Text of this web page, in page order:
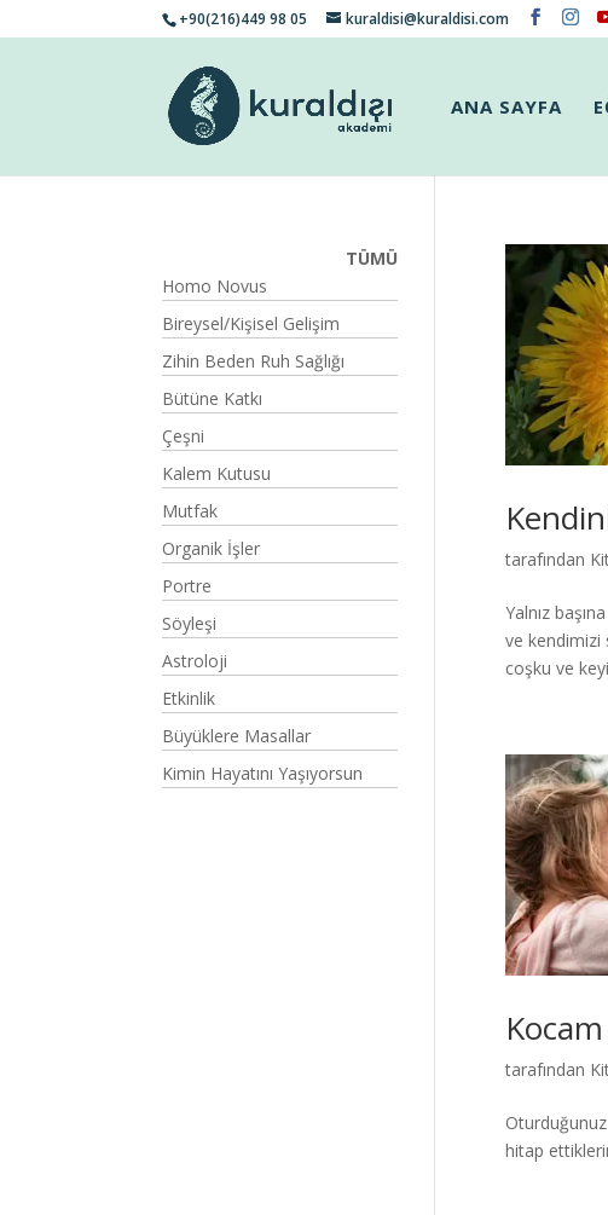
+90(216)449 98 05 kuraldisi@kuraldisi.com
ANA SAYFA
tarafından
Yalnız
ve kendimizi
coşku ve
tarafından
Oturduğunuz
hitap
TÜMÜ
Homo Novus
Bireysel/Kişisel Gelişim
Zihin Beden Ruh Sağlığı
Bütüne Katkı
Çeşni
Kalem Kutusu
Mutfak
Organik İşler
Portre
Söyleşi
Astroloji
Etkinlik
Büyüklere Masallar
Kimin Hayatını Yaşıyorsun